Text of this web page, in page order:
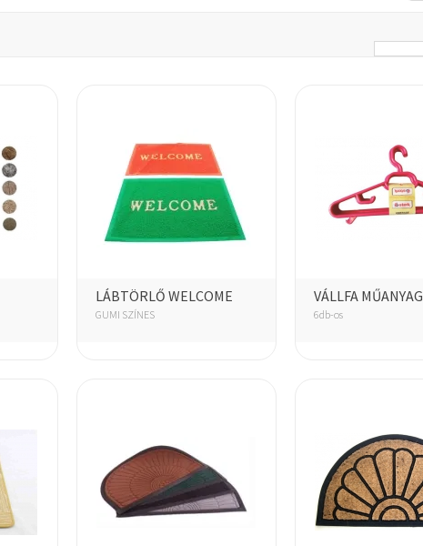
LÁBTÖRLŐ WELCOME
GUMI SZÍNES
VÁLLFA MŰANYAG
6db-os